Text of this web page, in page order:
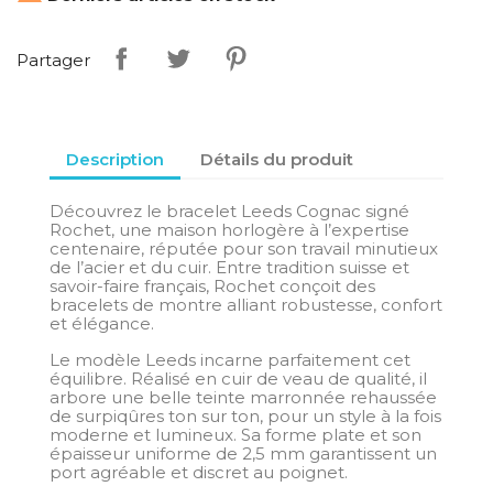
Partager
Description Détails du produit
Découvrez le bracelet Leeds Cognac signé
Rochet, une maison horlogère à l’expertise
centenaire, réputée pour son travail minutieux
de l’acier et du cuir. Entre tradition suisse et
savoir-faire français, Rochet conçoit des
bracelets de montre alliant robustesse, confort
et élégance.
Le modèle Leeds incarne parfaitement cet
équilibre. Réalisé en cuir de veau de qualité, il
arbore une belle teinte marronnée rehaussée
de surpiqûres ton sur ton, pour un style à la fois
moderne et lumineux. Sa forme plate et son
épaisseur uniforme de 2,5 mm garantissent un
port agréable et discret au poignet.